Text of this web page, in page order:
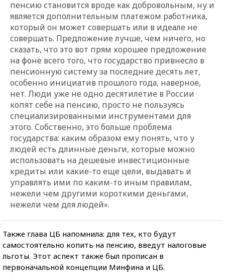
пенсию становится вроде как добровольным, ну и
является дополнительным платежом работника,
который он может совершать или в идеале не
совершать. Предложение лучше, чем ничего, но
сказать, что это вот прям хорошее предложение
на фоне всего того, что государство привнесло в
пенсионную систему за последние десять лет,
особенно инициатив прошлого года, наверное,
нет. Люди уже не одно десятилетие в России
копят себе на пенсию, просто не пользуясь
специализированными инструментами для
этого. Собственно, это больше проблема
государства: каким образом ему понять, что у
людей есть длинные деньги, которые можно
использовать на дешевые инвестиционные
кредиты или какие-то еще цели, выдавать и
управлять ими по каким-то иным правилам,
нежели чем другими короткими деньгами,
нежели чем для людей».
Также глава ЦБ напомнила: для тех, кто будут
самостоятельно копить на пенсию, введут налоговые
льготы. Этот аспект также был прописан в
первоначальной концепции Минфина и ЦБ.